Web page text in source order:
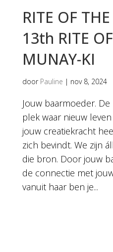
RITE OF
13th RITE
MUNAY-KI
door Pauline | nov 8, 2024
Jouw baarmoeder.
plek waar nieuw
jouw creatiekracht
zich bevindt. We zijn
die bron. Door jouw
de connectie met
vanuit haar ben je...